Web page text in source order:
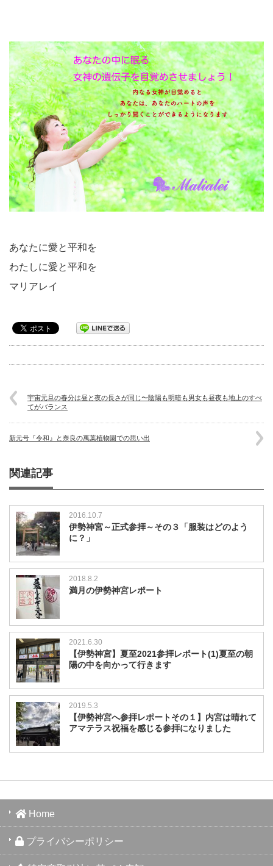
あなたに愛と平和を
わたしに愛と平和を
マリアレイ
宇宙元旦の春分は昼と夜の長さが同じ〜陰陽も明暗も男女も昼夜も地上のすべ
てがバランス
新元号『令和』と奈良の萬葉植物園での思い出
関連記事
2016.10.7
伊勢神宮～正式参拝～その３「服装はどのよう
に？」
2018.8.2
満月の伊勢神宮レポート
2021.6.30
【伊勢神宮】夏至2021参拝レポート(1)夏至の朝
陽の中を向かって行きます
2019.5.3
【伊勢神宮へ参拝レポートその１】内宮は晴れて
アマテラス祝福を感じる参拝になりました
Home
プライバシーポリシー